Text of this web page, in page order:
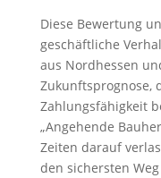
Diese Bewertung
geschäftliche
aus Nordhessen
Zukunftsprognose,
Zahlungsfähigkeit
„Angehende
Zeiten darauf
den sichersten